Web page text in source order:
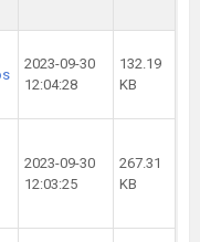
2023-09-30
12:04:28
132.19
KB
2023-09-30
12:03:25
267.31
KB